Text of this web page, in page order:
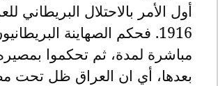
أول الأمر بالاحتلال البريطاني
1916. فحكم الصهاينة
مباشرة لمدة، ثم تحكموا
بعدها، أي ان العراق ظل تحت